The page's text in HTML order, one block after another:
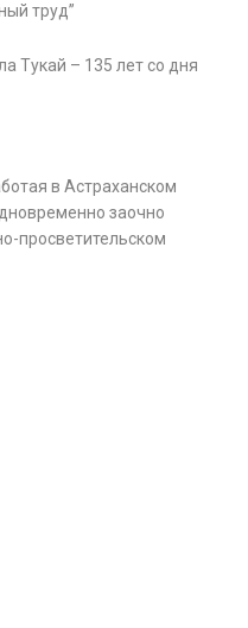
труд”
Тукай – 135 лет со дня
в Астраханском
заочно
просветительском